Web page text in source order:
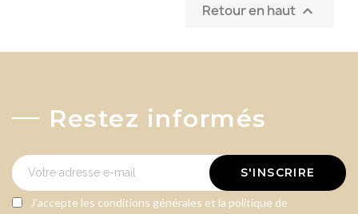
Retour en haut 
Restez informés
S'INSCRIRE
J'accepte les conditions générales et la politique de